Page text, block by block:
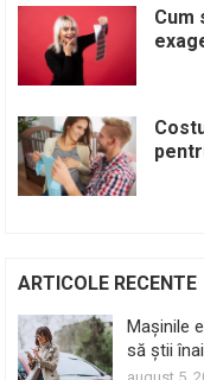
Cum
ARTICOLE RECENTE
Mașinile
să știi
august 5,